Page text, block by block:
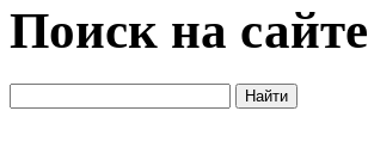
Поиск на сайте